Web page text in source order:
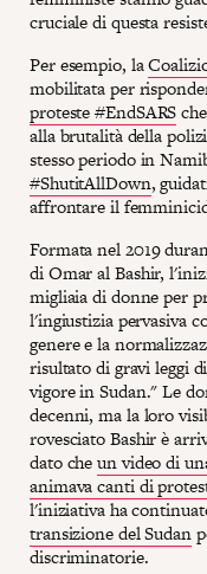
cruciale di questa
Per esempio, la
mobilitata per
proteste #EndSARS
alla brutalità della
stesso periodo in
#ShutitAllDown,
affrontare il
Formata nel 2019
di Omar al Bashir,
migliaia di donne per
l'ingiustizia pervasiva
genere e la
risultato di gravi leggi
vigore in Sudan." Le
decenni, ma la loro
rovesciato Bashir è
dato cheun video di
animava canti di
l'iniziativa ha
transizione del Sudan
discriminatorie.